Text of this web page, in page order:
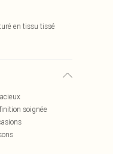
en tissu tissé
soignée